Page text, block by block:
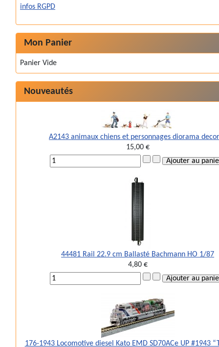
infos RGPD
Mon Panier
Panier Vide
Nouveautés
A2143 animaux chiens et personnages diorama
15,00 €
44481 Rail 22.9 cm Ballasté Bachmann HO 1/87
4,80 €
176-1943 Locomotive diesel Kato EMD SD70ACe UP #1943